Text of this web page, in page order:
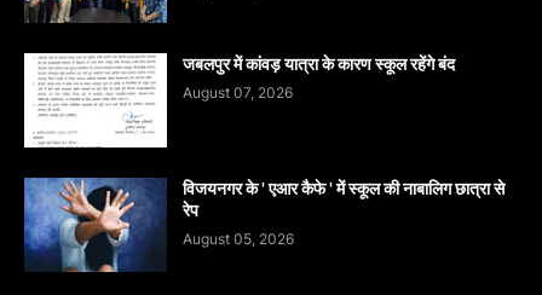
जबलपुर में कांवड़ यात्रा के कारण स्कूल रहेंगे बंद
August 07, 2026
विजयनगर के ' एआर कैफे ' में स्कूल की नाबालिग छात्रा से
रेप
August 05, 2026